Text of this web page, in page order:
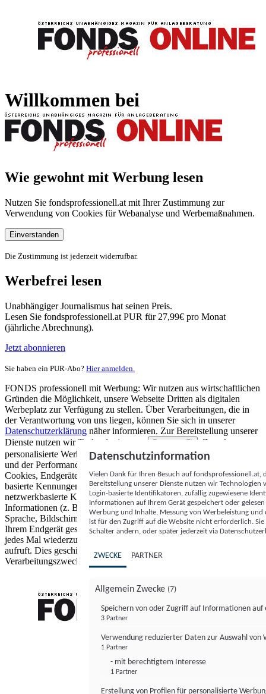
Willkommen bei
Wie gewohnt mit Werbung lesen
Nutzen Sie fondsprofessionell.at mit Ihrer Zustimmung zur
Verwendung von Cookies für Webanalyse und Werbemaßnahmen.
Einverstanden
Die Zustimmung ist jederzeit widerrufbar.
Werbefrei lesen
Unabhängiger Journalismus hat seinen Preis.
Lesen Sie fondsprofessionell.at PUR für 27,99€ pro Monat
(jährliche Abrechnung).
Jetzt abonnieren
Sie haben ein PUR-Abo? Hier anmelden.
FONDS professionell mit Werbung: Wir nutzen aus wirtschaftlichen
Gründen die Möglichkeit, unsere Webseite Dritten als digitalen
Werbeplatz zur Verfügung zu stellen. Über Verarbeitungen, die in
der Verantwortung von uns liegen, können Sie sich in unserer
Datenschutzerklärung näher informieren. Zur Bereitstellung unserer
Dienste nutzen wir Technologien von
Partnern (5)
. Zwecke:
personalisierte Werbung und Inhalte, Messung von Werbeleistung
und der Performance von Inhalten sowie Zielgruppenforschung.
Cookies, Endgeräte- oder ähnliche Online-Kennungen (z. B. login-
basierte Kennungen, zufällig generierte Kennungen,
netzwerkbasierte Kennungen) können zusammen mit anderen
Informationen (z. B. Browsertyp und Browserinformationen,
Sprache, Bildschirmgröße, unterstützte Technologien usw.) auf
Ihrem Endgerät gespeichert oder von dort ausgelesen werden, um es
jedes Mal wiederzuerkennen, wenn es eine App oder einer Webseite
aufruft. Dies geschieht für einen oder mehrere der hier aufgeführten
Verarbeitungszwecke.
Datenschutzinformation
Vielen Dank für Ihren Besuch auf
Bereitstellung unserer Dienste nutzen wir Technologien
Login-basierte Identifikatoren, zufällig zugewiesene
Informationen auf Ihrem Gerät gespeichert oder
Werbung und Inhalte, Messung von Werbeleistung
ist für den Zugriff auf die Website nicht erforderlich.
Schalter ändern, oder später jederzeit via
ZWECKE PARTNER
Allgemein Zwecke (7)
Speichern von oder Zugriff auf Informationen auf
3 Partner
Verwendung reduzierter Daten zur Auswahl von
1 Partner
- mit berechtigtem Interesse
1 Partner
Erstellung von Profilen für personalisierte
FONDS professionell